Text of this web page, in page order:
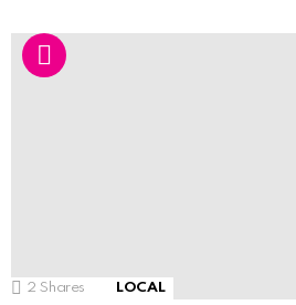
2 Shares LOCAL